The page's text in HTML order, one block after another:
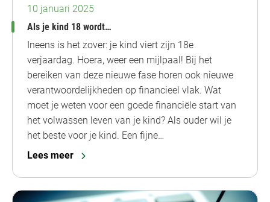
10 januari 2025
Als je kind 18 wordt…
Ineens is het zover: je kind viert zijn 18e
verjaardag. Hoera, weer een mijlpaal! Bij het
bereiken van deze nieuwe fase horen ook nieuwe
verantwoordelijkheden op financieel vlak. Wat
moet je weten voor een goede financiële start van
het volwassen leven van je kind? Als ouder wil je
het beste voor je kind. Een fijne…
Lees meer